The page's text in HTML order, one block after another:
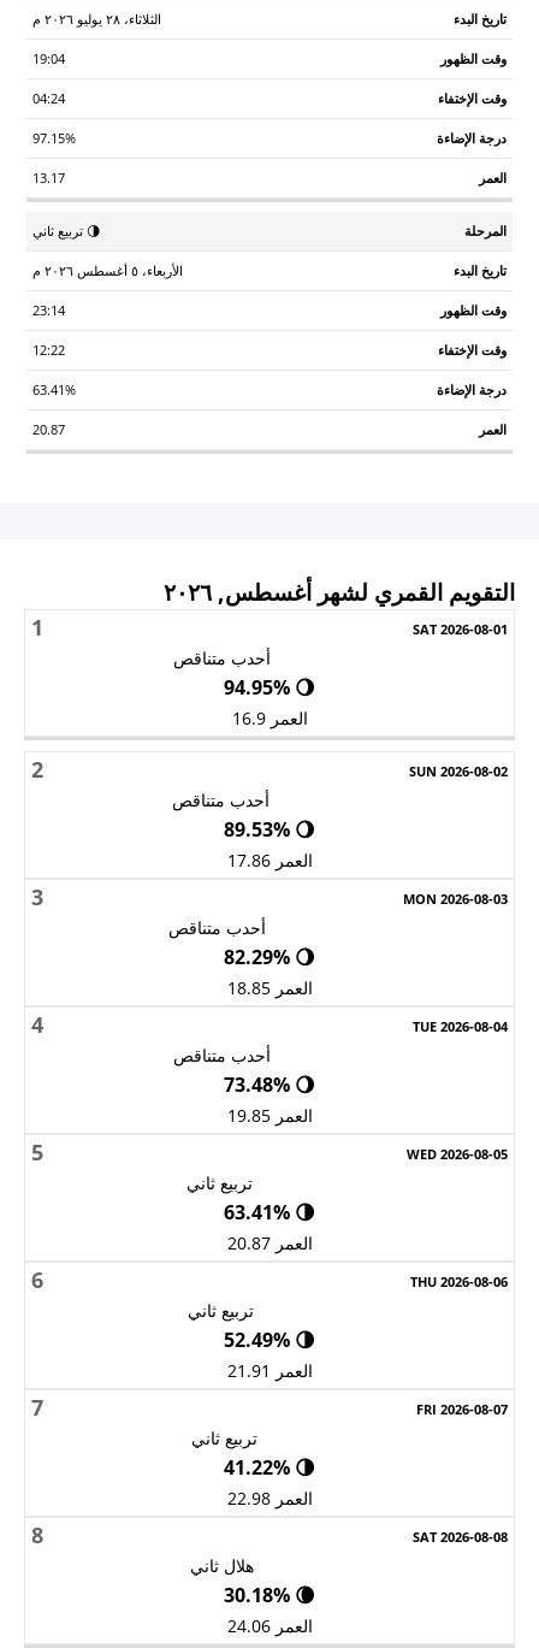
الثلاثاء، ٢٨ يوليو ٢٠٢٦ م
19:04
04:24
97.15%
13.17
🌗 تربيع ثاني
الأربعاء، ٥ أغسطس ٢٠٢٦ م
23:14
12:22
63.41%
20.87
التقويم القمري لشهر أغسطس, ٢٠٢٦
الأحد الاثنين 1
أحدب متناقص
🌖 94.95%
العمر 16.9
2
أحدب متناقص
🌖 89.53%
العمر 17.86
3
أحدب متناقص
🌖 82.29%
العمر 18.85
4
أحدب متناقص
🌖 73.48%
العمر 19.85
5
تربيع ثاني
🌗 63.41%
العمر 20.87
6
تربيع ثاني
🌗 52.49%
العمر 21.91
7
تربيع ثاني
🌗 41.22%
العمر 22.98
8
هلال ثاني
🌘 30.18%
العمر 24.06